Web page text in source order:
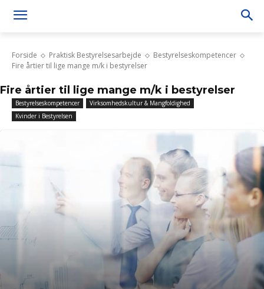
Forside Praktisk Bestyrelsesarbejde
Bestyrelseskompetencer
Fire årtier til lige mange m/k i bestyrelser
Fire årtier til lige mange m/k i bestyrelser
Bestyrelseskompetencer
Virksomhedskultur & Mangfoldighed
Kvinder i Bestyrelsen